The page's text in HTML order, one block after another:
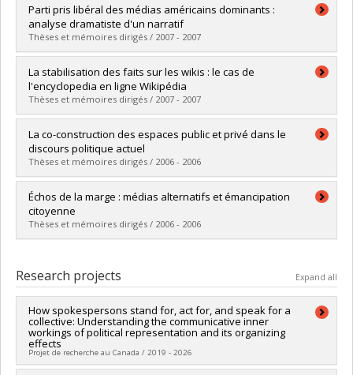
Graduate :McDonald, James
Cycle :Master's
Grade :M. Sc.
Lien vers le document dans Papyrus
Parti pris libéral des médias américains dominants :
analyse dramatiste d'un narratif
Thèses et mémoires dirigés / 2007 - 2007
Graduate :Hinse, Geneviève
Cycle :Master's
Grade :M. Sc.
Lien vers le document dans Papyrus
La stabilisation des faits sur les wikis : le cas de
l'encyclopedia en ligne Wikipédia
Thèses et mémoires dirigés / 2007 - 2007
Graduate :Bencherki, Nicolas
Cycle :Master's
Grade :M. Sc.
Lien vers le document dans Papyrus
La co-construction des espaces public et privé dans le
discours politique actuel
Thèses et mémoires dirigés / 2006 - 2006
Graduate : Lapierre, Marie-Anne
Cycle :Master's
Grade :M. Sc.
Lien vers le document dans Papyrus
Échos de la marge : médias alternatifs et émancipation
citoyenne
Thèses et mémoires dirigés / 2006 - 2006
Cycle :Master's
Grade :M. Sc.
Lien vers le document dans Papyrus
Research projects Expand all
How spokespersons stand for, act for, and speak for a
collective: Understanding the communicative inner
workings of political representation and its organizing
effects
Projet de recherche au Canada / 2019 - 2026